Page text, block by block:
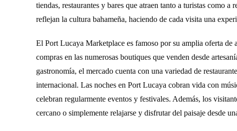
tiendas, restaurantes y bares que atraen tanto a turistas como
reflejan la cultura bahameña, haciendo de cada visita una
El Port Lucaya Marketplace es famoso por su amplia oferta
compras en las numerosas boutiques que venden desde
gastronomía, el mercado cuenta con una variedad de
internacional. Las noches en Port Lucaya cobran vida con
celebran regularmente eventos y festivales. Además, los
cercano o simplemente relajarse y disfrutar del paisaje desde